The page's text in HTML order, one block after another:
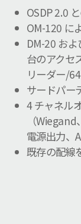
OSDP 2.0
OM-120 に
DM-20 お
台のアクセ
リーダー/
サードパー
4 チャネル
（
電源出力、
既存の配線